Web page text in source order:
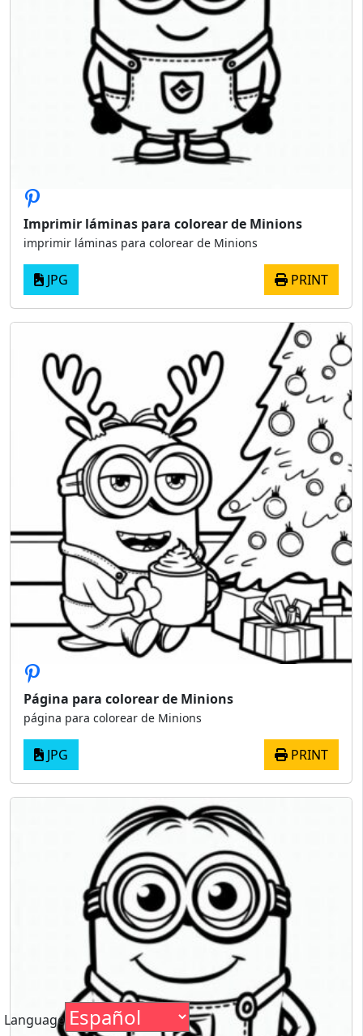
Imprimir láminas para colorear de Minions
imprimir láminas para colorear de Minions
JPG PRINT
Página para colorear de Minions
página para colorear de Minions
JPG PRINT
Language